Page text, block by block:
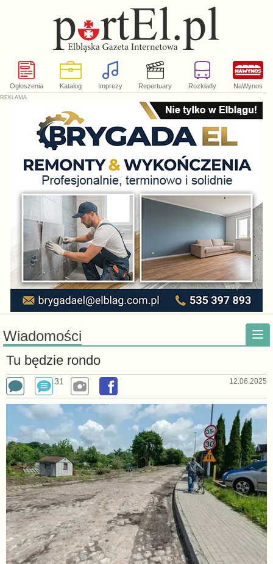
Ogłoszenia Katalog Imprezy Repertuary Rozkłady NaWynos
Wiadomości
Tu będzie rondo
31 12.06.2025